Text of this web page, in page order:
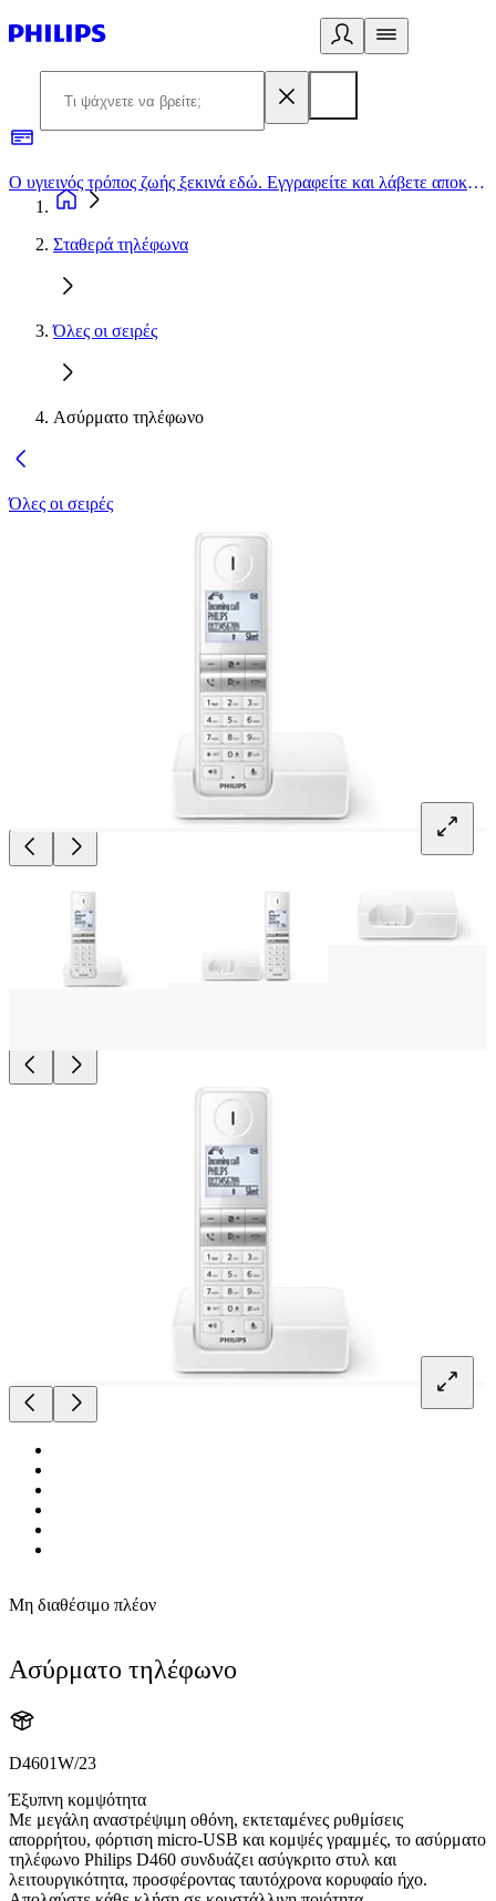
Ο υγιεινός τρόπος ζωής ξεκινά εδώ. Εγγραφείτε και λάβετε αποκλειστικές προσφορές
Σταθερά τηλέφωνα
Όλες οι σειρές
Ασύρματο τηλέφωνο
Όλες οι σειρές
Μη διαθέσιμο πλέον
Ασύρματο τηλέφωνο
D4601W/23
Έξυπνη κομψότητα
Με μεγάλη αναστρέψιμη οθόνη, εκτεταμένες ρυθμίσεις
απορρήτου, φόρτιση micro-USB και κομψές γραμμές, το ασύρματο
τηλέφωνο Philips D460 συνδυάζει ασύγκριτο στυλ και
λειτουργικότητα, προσφέροντας ταυτόχρονα κορυφαίο ήχο.